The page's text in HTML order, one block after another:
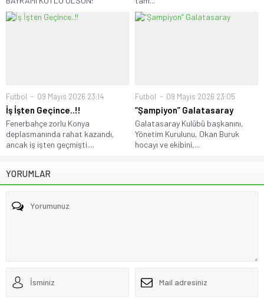
Futbol 09 Mayıs 2026 23:14
İş İşten Geçince..!!
Fenerbahçe zorlu Konya
deplasmanında rahat kazandı,
ancak iş işten geçmişti....
Futbol 09 Mayıs 2026 23:05
“Şampiyon” Galatasaray
Galatasaray Kulübü başkanını,
Yönetim Kurulunu, Okan Buruk
hocayı ve ekibini,...
YORUMLAR